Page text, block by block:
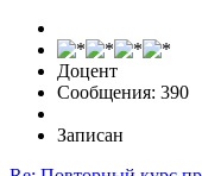
Доцент
Сообщения: 390
Записан